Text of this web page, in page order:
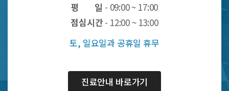
평 일 - 09:00 ~ 17:00
점심시간 - 12:00 ~ 13:00
토, 일요일과 공휴일 휴무
진료안내 바로가기